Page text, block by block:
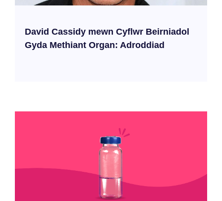
David Cassidy mewn Cyflwr Beirniadol
Gyda Methiant Organ: Adroddiad